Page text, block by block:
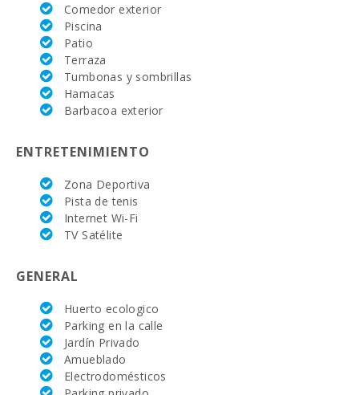
Academia de
tenis Rafa
Nadal (km):
Hospital
Alcudia(km):
Espases Palma
de Mallorca
(km):
Mercado
los martes )
Mercado
semanal en
Felanitx ( los
domingos )
(km):
Comedor exterior
Piscina
Patio
Terraza
Tumbonas y sombrillas
Hamacas
Barbacoa exterior
ENTRETENIMIENTO
Zona Deportiva
Pista de tenis
Internet Wi-Fi
TV Satélite
GENERAL
Huerto ecologico
Parking en la calle
Jardín Privado
Amueblado
Electrodomésticos